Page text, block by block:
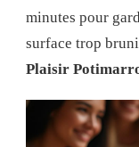
minutes pour
surface trop
Plaisir